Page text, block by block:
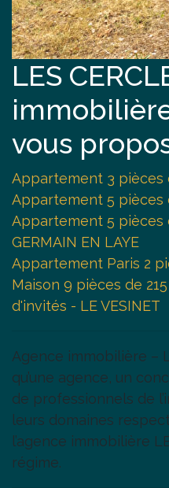
LES
vous
Appartement 3 pièces
Appartement 5 pièces
Appartement 5 pièces
GERMAIN EN LAYE
Appartement Paris 2
Maison 9 pièces de
d'invités - LE VESINET
Agence immobilière –
qu’une agence, un
de professionnels de
leurs domaines
l’agence immobilière
régime.